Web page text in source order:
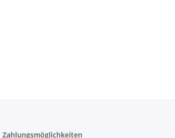
Zahlungsmöglichkeiten